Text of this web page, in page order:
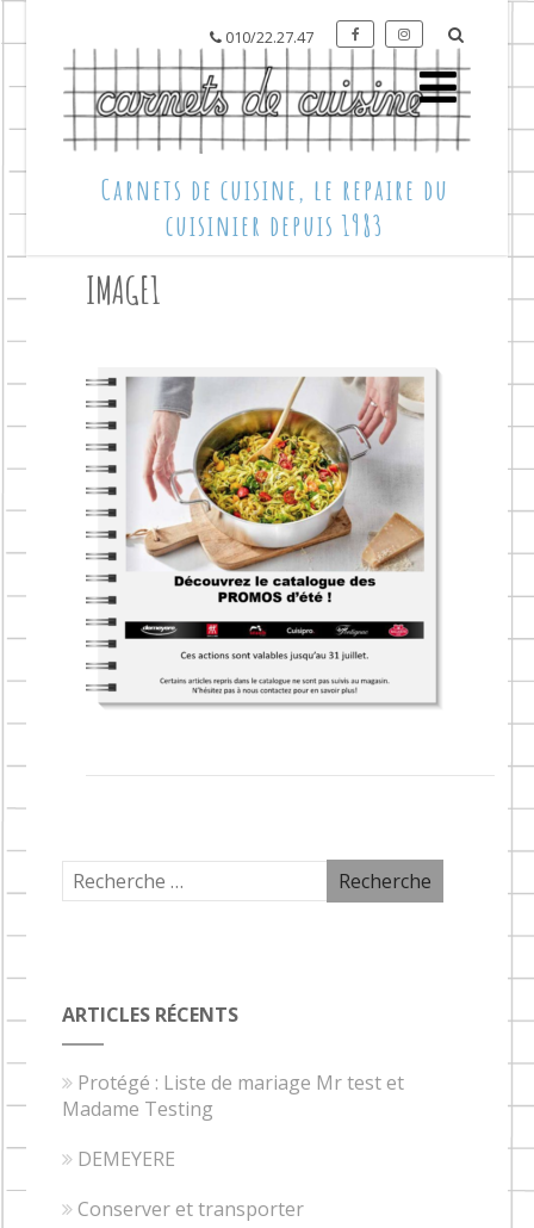
010/22.27.47
Carnets de cuisine, le repaire du
cuisinier depuis 1983
IMAGE1
ARTICLES RÉCENTS
Protégé : Liste de mariage Mr test et
Madame Testing
DEMEYERE
Conserver et transporter